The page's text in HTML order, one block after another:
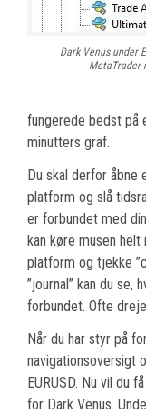
Dark Venus under
fungerede bedst på
minutters graf.
Du skal derfor åbne
platform og slå
er forbundet med
kan køre musen
platform og tjekke
”journal” kan du se,
forbundet. Ofte
Når du har styr på
navigationsoversigt
EURUSD. Nu vil du
for Dark Venus.